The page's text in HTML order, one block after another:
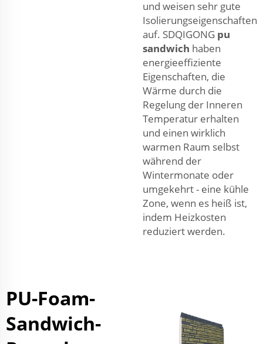
und weisen sehr gute
Isolierungseigenschaften
auf. SDQIGONG pu
sandwich haben
energieeffiziente
Eigenschaften, die
Wärme durch die
Regelung der Inneren
Temperatur erhalten
und einen wirklich
warmen Raum selbst
während der
Wintermonate oder
umgekehrt - eine kühle
Zone, wenn es heiß ist,
indem Heizkosten
reduziert werden.
PU-Foam-
Sandwich-